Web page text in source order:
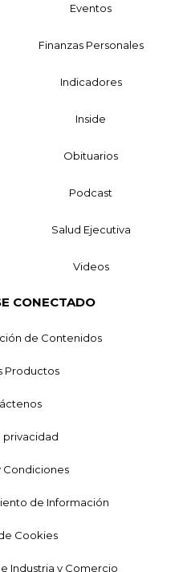
Eventos
Finanzas Personales
Indicadores
Inside
Obituarios
Podcast
Salud Ejecutiva
Videos
CONECTADO
de Contenidos
Productos
privacidad
Condiciones
de Información
Cookies
Industria y Comercio